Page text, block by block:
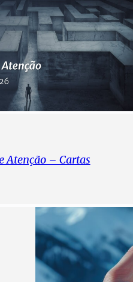
Atenção – Cartas